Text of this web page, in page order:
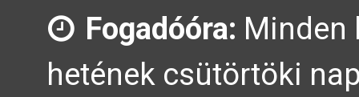
Fogadóóra: Minden
hetének csütörtöki